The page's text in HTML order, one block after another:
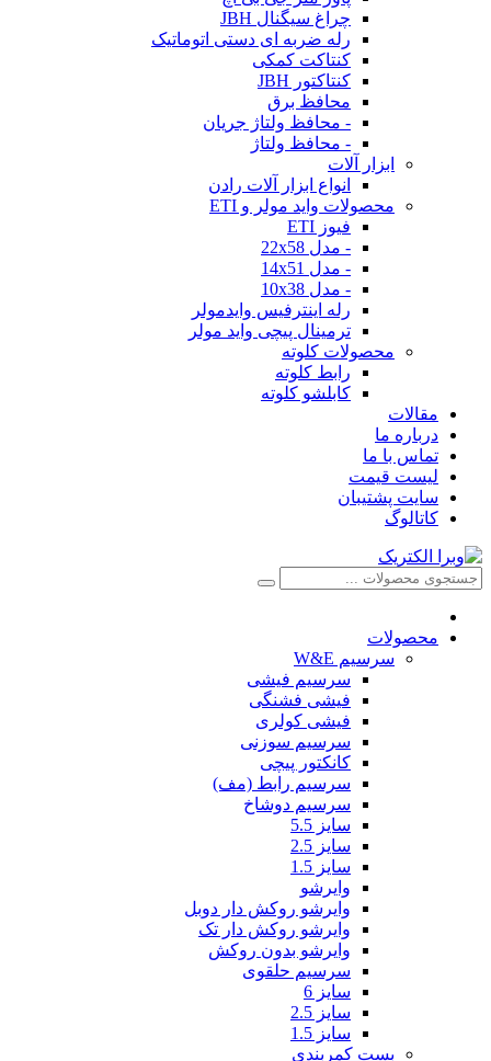
چراغ سیگنال JBH
رله ضربه ای دستی اتوماتیک
کنتاکت کمکی
کنتاکتور JBH
محافظ برق
- محافظ ولتاژ جریان
- محافظ ولتاژ
ابزار آلات
انواع ابزار آلات رادن
محصولات واید مولر و ETI
فیوز ETI
- مدل 22x58
- مدل 14x51
- مدل 10x38
رله اینترفیس وایدمولر
ترمینال پیچی واید مولر
محصولات کلوته
رابط کلوته
کابلشو کلوته
مقالات
درباره ما
تماس با ما
لیست قیمت
سایت پشتیبان
کاتالوگ
محصولات
سرسیم W&E
سرسیم فیشی
فیشی فشنگی
فیشی کولری
سرسیم سوزنی
کانکتور پیچی
سرسیم رابط (مف)
سرسیم دوشاخ
سایز 5.5
سایز 2.5
سایز 1.5
وایرشو
وایرشو روکش دار دوبل
وایرشو روکش دار تک
وایرشو بدون روکش
سرسیم حلقوی
سایز 6
سایز 2.5
سایز 1.5
بست کمربندی